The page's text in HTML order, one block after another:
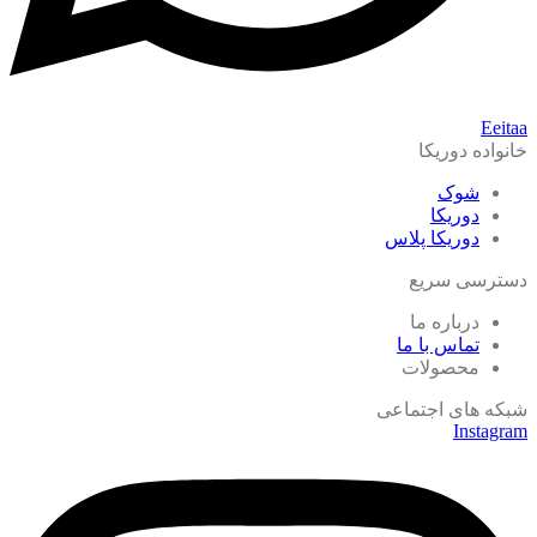
Eeitaa
خانواده دوریکا
شوک
دوریکا
دوریکا پلاس
دسترسی سریع
درباره ما
تماس با ما
محصولات
شبکه های اجتماعی
Instagram